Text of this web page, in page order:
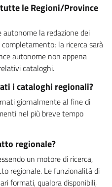
le Regioni/Province
autonome la redazione dei
la ricerca sarà
autonome non appena
cataloghi.
i cataloghi regionali?
giornalmente al fine di
nel più breve tempo
regionale?
un motore di ricerca,
regionale. Le funzionalità di
formati, qualora disponibili,